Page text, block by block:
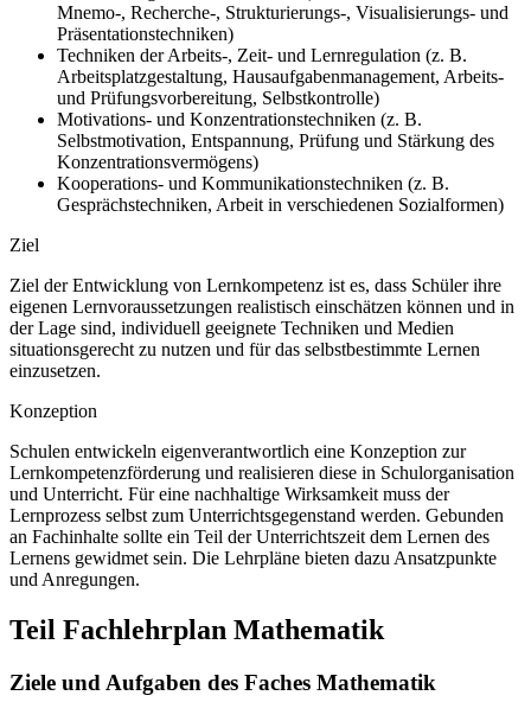
Mnemo-, Recherche-, Strukturierungs-, Visualisierungs- und
Präsentationstechniken)
Techniken der Arbeits-, Zeit- und Lernregulation (z. B.
Arbeitsplatzgestaltung, Hausaufgabenmanagement, Arbeits-
und Prüfungsvorbereitung, Selbstkontrolle)
Motivations- und Konzentrationstechniken (z. B.
Selbstmotivation, Entspannung, Prüfung und Stärkung des
Konzentrationsvermögens)
Kooperations- und Kommunikationstechniken (z. B.
Gesprächstechniken, Arbeit in verschiedenen Sozialformen)
Ziel
Ziel der Entwicklung von Lernkompetenz ist es, dass Schüler ihre
eigenen Lernvoraussetzungen realistisch einschätzen können und in
der Lage sind, individuell geeignete Techniken und Medien
situationsgerecht zu nutzen und für das selbstbestimmte Lernen
einzusetzen.
Konzeption
Schulen entwickeln eigenverantwortlich eine Konzeption zur
Lernkompetenzförderung und realisieren diese in Schulorganisation
und Unterricht. Für eine nachhaltige Wirksamkeit muss der
Lernprozess selbst zum Unterrichtsgegenstand werden. Gebunden
an Fachinhalte sollte ein Teil der Unterrichtszeit dem Lernen des
Lernens gewidmet sein. Die Lehrpläne bieten dazu Ansatzpunkte
und Anregungen.
Teil Fachlehrplan Mathematik
Ziele und Aufgaben des Faches Mathematik